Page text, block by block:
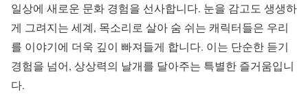
일상에 새로운 문화 경험을 선사합니다. 눈을 감고도 생생하
게 그려지는 세계, 목소리로 살아 숨 쉬는 캐릭터들은 우리
를 이야기에 더욱 깊이 빠져들게 합니다. 이는 단순한 듣기
경험을 넘어, 상상력의 날개를 달아주는 특별한 즐거움입니
다.